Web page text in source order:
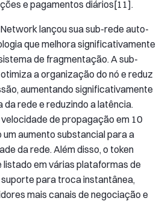
e pagamentos diários[11].
lançou sua sub-rede auto-
que melhora significativamente
de fragmentação. A sub-
a organização do nó e reduz
aumentando significativamente
rede e reduzindo a latência.
de propagação em 10
aumento substancial para a
da rede. Além disso, o token
em várias plataformas de
para troca instantânea,
mais canais de negociação e